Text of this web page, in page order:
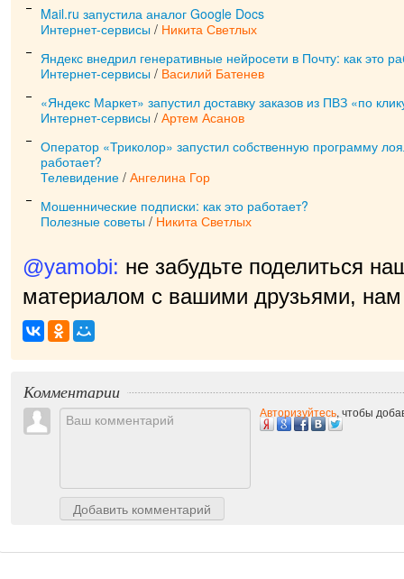
Mail.ru запустила аналог Google Docs
Интернет-сервисы / Никита Светлых
Яндекс внедрил генеративные нейросети в Почту: как это
Интернет-сервисы / Василий Батенев
«Яндекс Маркет» запустил доставку заказов из ПВЗ «по
Интернет-сервисы / Артем Асанов
Оператор «Триколор» запустил собственную программу
работает?
Телевидение / Ангелина Гор
Мошеннические подписки: как это работает?
Полезные советы / Никита Светлых
@yamobi: не забудьте поделиться
материалом с вашими друзьями, нам
пр|
Комментарии